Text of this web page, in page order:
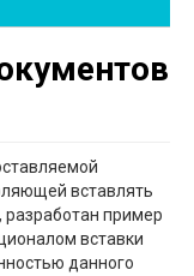
вставлять
разработан пример
вставки
данного